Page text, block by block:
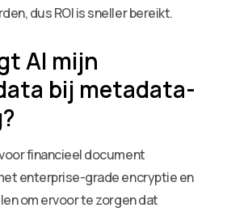
dus ROI is sneller bereikt.
AI mijn
bij metadata-
financieel document
enterprise-grade encryptie en
om ervoor te zorgen dat